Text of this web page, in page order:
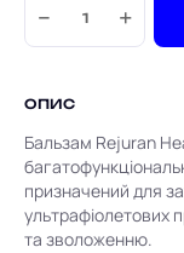
− +
ОПИС
Бальзам Rejuran
призначений для
ультрафіолетових
та зволоженню.